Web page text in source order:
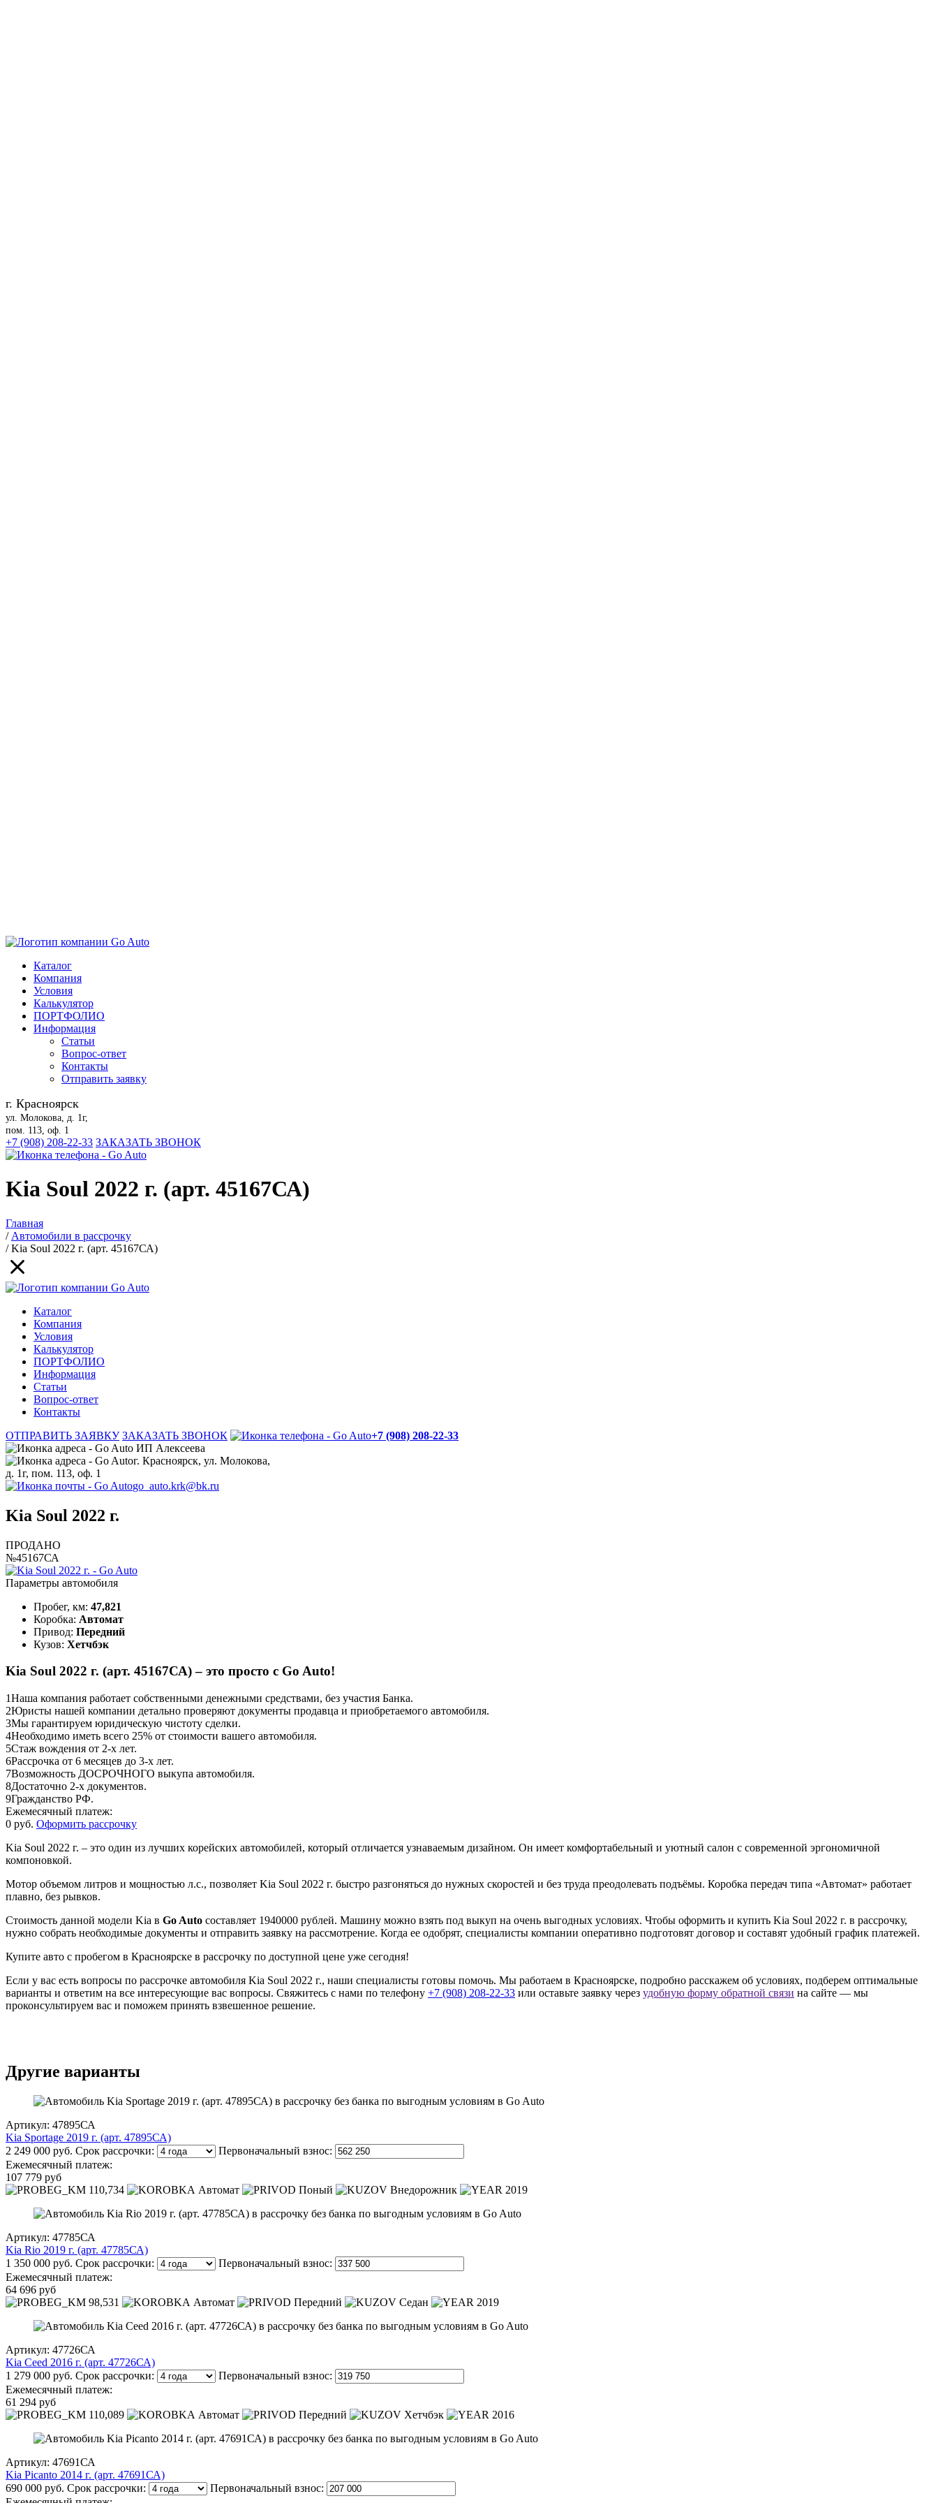
Каталог
Компания
Условия
Калькулятор
ПОРТФОЛИО
Информация
Статьи
Вопрос-ответ
Контакты
Отправить заявку
г. Красноярск
ул. Молокова, д. 1г,
пом. 113, оф. 1
+7 (908) 208-22-33 ЗАКАЗАТЬ ЗВОНОК
Kia Soul 2022 г. (арт. 45167СА)
Главная
/ Автомобили в рассрочку
/Kia Soul 2022 г. (арт. 45167СА)
Каталог
Компания
Условия
Калькулятор
ПОРТФОЛИО
Информация
Статьи
Вопрос-ответ
Контакты
ОТПРАВИТЬ ЗАЯВКУ ЗАКАЗАТЬ ЗВОНОК
+7 (908) 208-22-33
ИП Алексеева
г. Красноярск, ул. Молокова,
д. 1г, пом. 113, оф. 1
go_auto.krk@bk.ru
Kia Soul 2022 г.
ПРОДАНО
№45167СА
Параметры автомобиля
Пробег, км: 47,821
Коробка: Автомат
Привод: Передний
Кузов: Хетчбэк
Kia Soul 2022 г. (арт. 45167СА) – это просто с Go Auto!
1Наша компания работает собственными денежными средствами, без участия Банка.
2Юристы нашей компании детально проверяют документы продавца и приобретаемого автомобиля.
3Мы гарантируем юридическую чистоту сделки.
4Необходимо иметь всего 25% от стоимости вашего автомобиля.
5Стаж вождения от 2-х лет.
6Рассрочка от 6 месяцев до 3-х лет.
7Возможность ДОСРОЧНОГО выкупа автомобиля.
8Достаточно 2-х документов.
9Гражданство РФ.
Ежемесячный платеж:
0 руб. Оформить рассрочку
Kia Soul 2022 г. – это один из лучших корейских автомобилей, который отличается узнаваемым дизайном. Он имеет комфортабельный и уютный салон с современной эргономичной
компоновкой.
Мотор объемом литров и мощностью л.с., позволяет Kia Soul 2022 г. быстро разгоняться до нужных скоростей и без труда преодолевать подъёмы. Коробка передач типа «Автомат» работает
плавно, без рывков.
Стоимость данной модели Kia в Go Auto составляет 1940000 рублей. Машину можно взять под выкуп на очень выгодных условиях. Чтобы оформить и купить Kia Soul 2022 г. в рассрочку,
нужно собрать необходимые документы и отправить заявку на рассмотрение. Когда ее одобрят, специалисты компании оперативно подготовят договор и составят удобный график платежей.
Купите авто с пробегом в Красноярске в рассрочку по доступной цене уже сегодня!
Если у вас есть вопросы по рассрочке автомобиля Kia Soul 2022 г., наши специалисты готовы помочь. Мы работаем в Красноярске, подробно расскажем об условиях, подберем оптимальные
варианты и ответим на все интересующие вас вопросы. Свяжитесь с нами по телефону +7 (908) 208-22-33 или оставьте заявку через удобную форму обратной связи на сайте — мы
проконсультируем вас и поможем принять взвешенное решение.
Другие варианты
Артикул: 47895СА
Kia Sportage 2019 г. (арт. 47895СА)
2 249 000 руб. Срок рассрочки:
Первоначальный взнос:
Ежемесячный платеж:
107 779 руб
110,734
Автомат Поный Внедорожник 2019
Артикул: 47785СА
Kia Rio 2019 г. (арт. 47785СА)
1 350 000 руб. Срок рассрочки:
Первоначальный взнос:
Ежемесячный платеж:
64 696 руб
98,531
Автомат Передний Седан 2019
Артикул: 47726СА
Kia Ceed 2016 г. (арт. 47726СА)
1 279 000 руб. Срок рассрочки:
Первоначальный взнос:
Ежемесячный платеж:
61 294 руб
110,089
Автомат Передний Хетчбэк 2016
Артикул: 47691СА
Kia Picanto 2014 г. (арт. 47691СА)
690 000 руб. Срок рассрочки:
Первоначальный взнос: